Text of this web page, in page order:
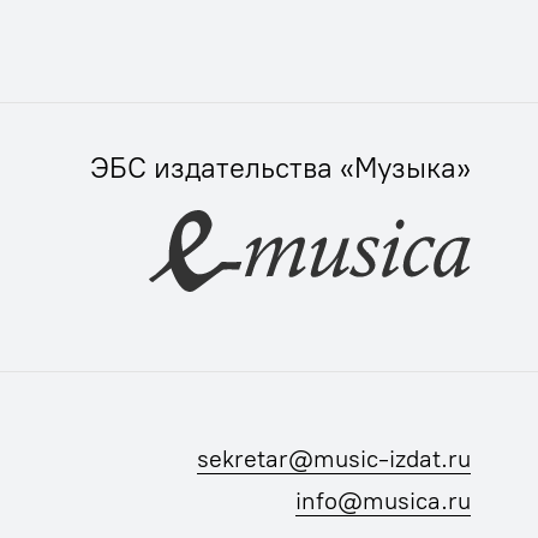
ЭБС издательства «Музыка»
sekretar@music-izdat.ru
info@musica.ru